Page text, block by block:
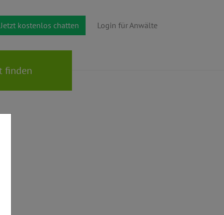
Jetzt kostenlos chatten Login für Anwälte